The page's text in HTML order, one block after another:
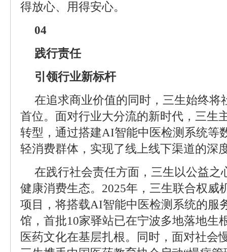
得放心、用得安心。
04
践行责任
引领行业新标杆
在追求商业价值的同时，三生始终将
首位。面对行业大分流的新时代，三生
转型，通过搭建AI智能中医检测系统等
轻消费群体，实现了线上线下渠道的深
在践行社会责任方面，三生以公益之
健康消费生态。2025年，三生联合权威
项目，将搭载AI智能中医检测系统的服
馆，首批10家驿站已在宁波多地落地生
医药文化在基层扎根。同时，面对社会